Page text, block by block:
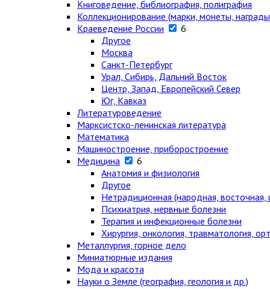
Книговедение, библиография, полиграфия
Коллекционирование (марки, монеты,
Краеведение России
6
Другое
Москва
Санкт-Петербург
Урал, Сибирь, Дальний Восток
Центр, Запад, Европейский Север
Юг, Кавказ
Литературоведение
Марксистско-ленинская литература
Математика
Машиностроение, приборостроение
Медицина
6
Анатомия и физиология
Другое
Нетрадиционная (народная, восточная,
Психиатрия, нервные болезни
Терапия и инфекционные болезни
Хирургия, онкология, травматология,
Металлургия, горное дело
Миниатюрные издания
Мода и красота
Науки о Земле (география, геология и др.)